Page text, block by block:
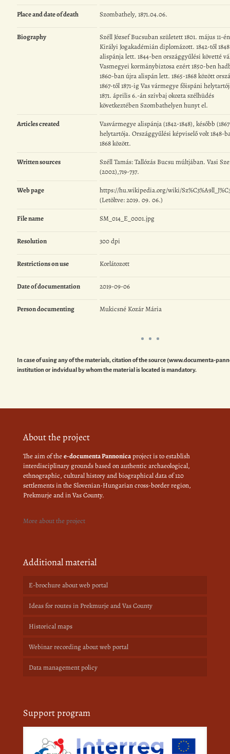
Place and date of death Szombathely, 1871.04.06.
Biography
Széll József Bucsuban született 1801. május 11-
Királyi Jogakadémián diplomázott. 1842-től
alispánja lett. 1844-ben országgyűlési követté
Vasmegyei kormánybiztosa ezért 1850-ben
1860-ban újra alispán lett. 1865-1868 között
1867-től 1871-ig Vas vármegye főispáni
1871. április 6.-án szívbaj okozta szélhüdés
következtében Szombathelyen hunyt el.
Articles created
Vasvármegye alispánja (1842-1848), később
helytartója. Országgyűlési képviselő volt 1848-
1868 között.
Written sources
Széll Tamás: Tallózás Bucsu múltjában. Vasi
(2002),719-737.
Web page
https://hu.wikipedia.org/wiki/
(Letöltve: 2019. 09. 06.)
File name SM_014_E_0001.jpg
Resolution 300 dpi
Restrictions on use Korlátozott
Date of documentation 2019-09-06
Person documenting Mukicsné Kozár Mária
In case of using any of the materials, citation of the source (www.documenta-
institution or indvidual by whom the material is located is mandatory.
About the project
The aim of thee-documenta Pannonicaproject is to establish
interdisciplinary grounds based on authentic archaeological,
ethnographic, cultural history and biographical data of 120
settlements in the Slovenian-Hungarian cross-border region,
Prekmurje and in Vas County.
More about the project
Additional material
E-brochure about web portal
Ideas for routes in Prekmurje and Vas County
Historical maps
Webinar recording about web portal
Data management policy
Support program